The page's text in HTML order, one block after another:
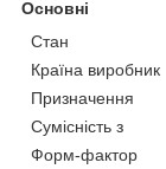
Основні
Стан
Країна виробник
Призначення
Сумісність з
Форм-фактор